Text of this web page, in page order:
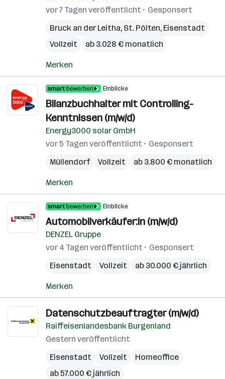
vor 7 Tagen veröffentlicht
Gesponsert
Bruck an der Leitha, St. Pölten, Eisenstadt
Vollzeit
ab 3.028 € monatlich
Merken
Einblicke
Bilanzbuchhalter mit Controlling-
Kenntnissen (m/w/d)
Energy3000 solar GmbH
vor 5 Tagen veröffentlicht
Gesponsert
Müllendorf
Vollzeit ab 3.800 € monatlich
Merken
Einblicke
Automobilverkäufer:in (m/w/d)
DENZEL Gruppe
vor 4 Tagen veröffentlicht
Gesponsert
Eisenstadt
Vollzeit ab 30.000 € jährlich
Merken
Datenschutzbeauftragter (m/w/d)
Raiffeisenlandesbank Burgenland
Gestern veröffentlicht
Eisenstadt
Vollzeit
Homeoffice
ab 57.000 € jährlich